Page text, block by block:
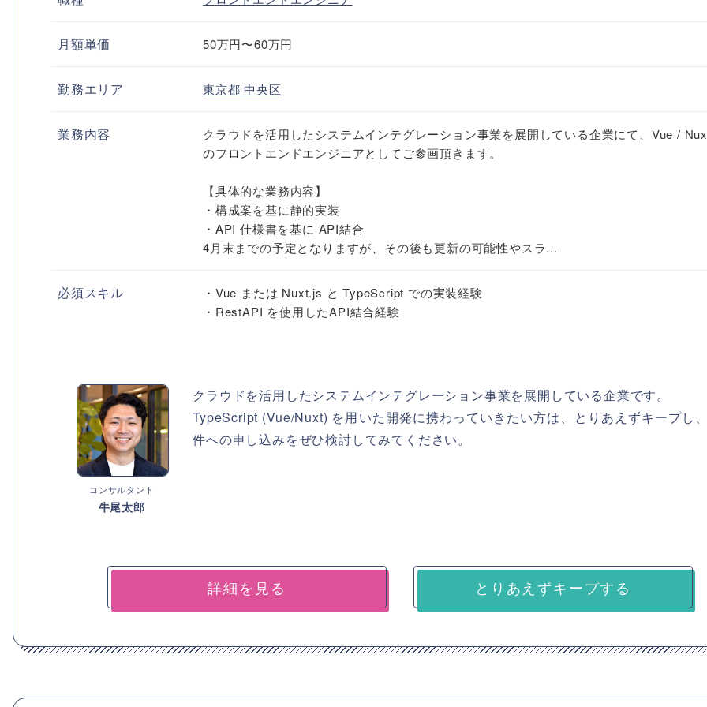
月額単価 50万円〜60万円
勤務エリア 東京都中央区
業務内容
クラウドを活用したシステムインテグレーション事業を展開している企業にて、Vue /
のフロントエンドエンジニアとしてご参画頂きます。
【具体的な業務内容】
・構成案を基に静的実装
・API 仕様書を基に API結合
4月末までの予定となりますが、その後も更新の可能性やスラ...
必須スキル
・Vue または Nuxt.js と TypeScript での実装経験
・RestAPI を使用したAPI結合経験
コンサルタント
牛尾太郎
クラウドを活用したシステムインテグレーション事業を展開している企業です。
TypeScript (Vue/Nuxt) を用いた開発に携わっていきたい方は、とりあえずキープし
件への申し込みをぜひ検討してみてください。
詳細を見る とりあえずキープする